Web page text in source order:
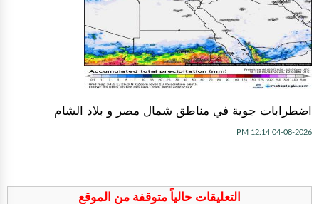
اضطرابات جوية في مناطق شمال مصر و بلاد الشام
04-08-2026 12:14 PM
التعليقات حالياً متوقفة من الموقع